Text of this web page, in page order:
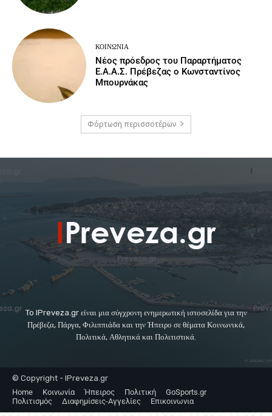
ΚΟΙΝΩΝΙΑ
Νέος πρόεδρος του Παραρτήματος
Ε.Α.Α.Σ. Πρέβεζας ο Κωνσταντίνος
Μπουρνάκας
Φόρτωση περισσοτέρων
To IPreveza.gr είναι μια σύγχρονη ενημερωτική ιστοσελίδα για την
Πρέβεζα, Πάργα, Φιλιππιάδα και την Ήπειρο σε θέματα Κοινωνικά,
Πολιτικά, Αθλητικά και Πολιτιστικά.
© Copyright - IPreveza.gr
Home
Κοινωνία Ήπειρος Πολιτική
GoSports.gr
Πολιτισμός
Διαφημίσεις-Αγγελίες Επικοινωνια